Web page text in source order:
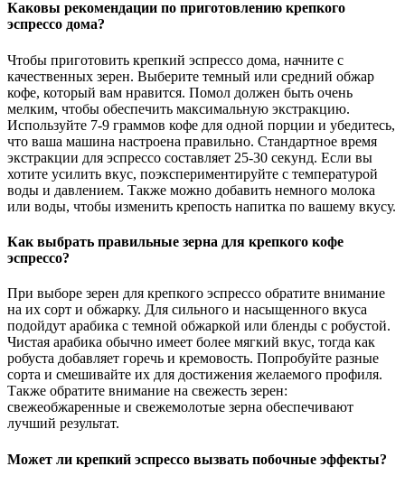
Каковы рекомендации по приготовлению крепкого
эспрессо дома?
Чтобы приготовить крепкий эспрессо дома, начните с
качественных зерен. Выберите темный или средний обжар
кофе, который вам нравится. Помол должен быть очень
мелким, чтобы обеспечить максимальную экстракцию.
Используйте 7-9 граммов кофе для одной порции и убедитесь,
что ваша машина настроена правильно. Стандартное время
экстракции для эспрессо составляет 25-30 секунд. Если вы
хотите усилить вкус, поэкспериментируйте с температурой
воды и давлением. Также можно добавить немного молока
или воды, чтобы изменить крепость напитка по вашему вкусу.
Как выбрать правильные зерна для крепкого кофе
эспрессо?
При выборе зерен для крепкого эспрессо обратите внимание
на их сорт и обжарку. Для сильного и насыщенного вкуса
подойдут арабика с темной обжаркой или бленды с робустой.
Чистая арабика обычно имеет более мягкий вкус, тогда как
робуста добавляет горечь и кремовость. Попробуйте разные
сорта и смешивайте их для достижения желаемого профиля.
Также обратите внимание на свежесть зерен:
свежеобжаренные и свежемолотые зерна обеспечивают
лучший результат.
Может ли крепкий эспрессо вызвать побочные эффекты?